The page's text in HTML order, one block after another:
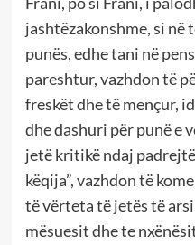
jashtëzakonshme, si
punës, edhe tani në
pareshtur, vazhdon të
freskët dhe të mençur,
dhe dashuri për punë e
jetë kritikë ndaj
këqija”, vazhdon të
të vërteta të jetës të
mësuesit dhe te